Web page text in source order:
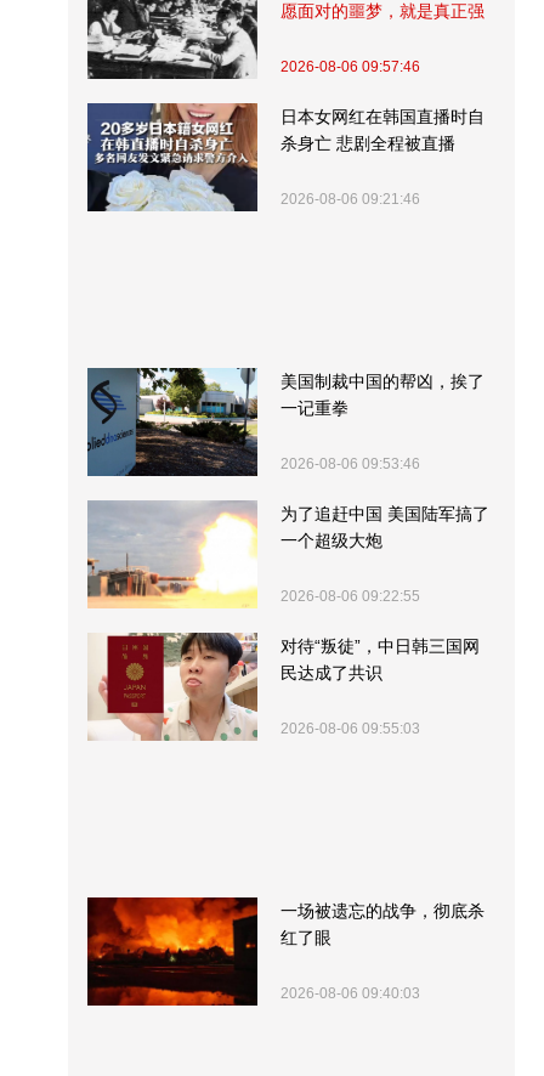
愿面对的噩梦，就是真正强
2026-08-06 09:57:46
日本女网红在韩国直播时自
杀身亡 悲剧全程被直播
2026-08-06 09:21:46
美国制裁中国的帮凶，挨了
一记重拳
2026-08-06 09:53:46
为了追赶中国 美国陆军搞了
一个超级大炮
2026-08-06 09:22:55
对待“叛徒”，中日韩三国网
民达成了共识
2026-08-06 09:55:03
一场被遗忘的战争，彻底杀
红了眼
2026-08-06 09:40:03